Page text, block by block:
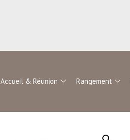
Accueil & Réunion Rangement